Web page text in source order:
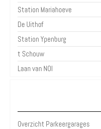
Station Mariahoeve
De Uithof
Station Ypenburg
t Schouw
Laan van NOI
Overzicht Parkeergarages